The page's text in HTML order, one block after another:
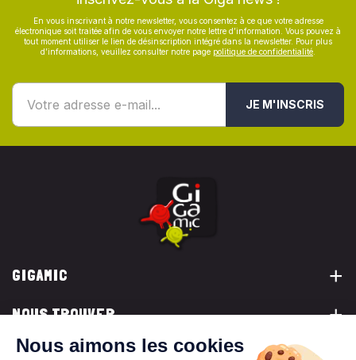
En vous inscrivant à notre newsletter, vous consentez à ce que votre adresse
électronique soit traitée afin de vous envoyer notre lettre d’information. Vous pouvez à
tout moment utiliser le lien de désinscription intégré dans la newsletter. Pour plus
d’informations, veuillez consulter notre page politique de confidentialité
JE M'INSCRIS
GIGAMIC
NOUS TROUVER
VOUS ÊTES...